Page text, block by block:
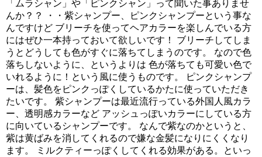
「ムラシャン」や「ピンクシャン」って聞いた事ありませ
んか？？ ・・紫シャンプー、ピンクシャンプーという事な
んですけど ブリーチを使ってヘアカラーを楽しんでいる方
にはぜひ一本持っておいて欲しいです！ ブリーチしてしま
うとどうしても色がすぐに落ちてしまうのです。 なので色
落ちしないように、というよりは 色が落ちても可愛い色で
いれるように！という風に使うものです。 ピンクシャンプ
ーは、髪色をピンクっぽくしているかたに使っていただき
たいです。 紫シャンプーは最近流行っている外国人風カラ
ー、透明感カラーなど アッシュっぽいカラーにしている方
に向いているシャンプーです。 なんで紫なのかというと、
紫は黄ばみを消してくれるので嫌な金髪になりにくくなり
ます。 ミルクティーっぽくしてくれる効果がある。といっ